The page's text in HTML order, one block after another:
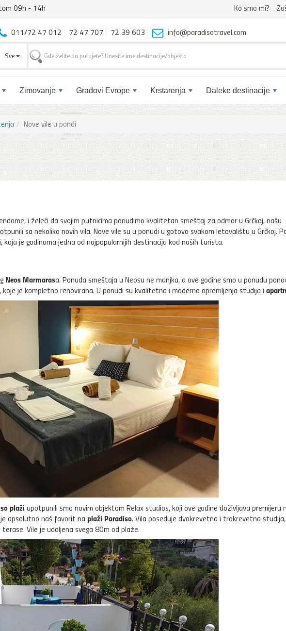
09h - 14h Ko smo mi?
Zimovanje Gradovi Evrope Krstarenja Daleke destinacije
011/72 47 012 72 47 707 72 39 603 info@paradisotravel.com
Sve
Nove vile u pondi
i želeći da svojim putnicima ponudimo kvalitetan smeštaj za odmor u Grčkoj, našu
sa nekoliko novih vila. Nove vile su u ponudi u gotovo svakom letovalištu u Grčkoj.
koja je godinama jedna od najpopularnijih destinacija kod naših turista.
Neos Marmarasa. Ponuda smeštaja u Neosu ne manjka, a ove godine smo u ponudu
, koje je kompletno renovirana. U ponudi su kvalitetna i moderno opremljenja studija i
plaži upotpunili smo novim objektom Relax studios, koji ove godine doživljava premijeru
je apsolutno naš favorit na plaži Paradiso. Vila poseduje dvokrevetna i trokrevetna
Vile je udaljena svega 80m od plaže.